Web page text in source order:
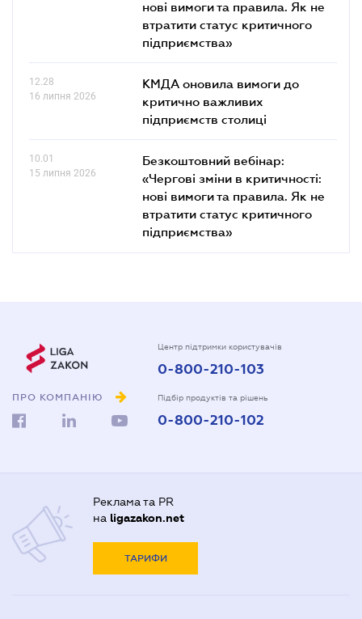
нові вимоги та правила. Як не
втратити статус критичного
підприємства»
12.28
16 липня 2026
КМДА оновила вимоги до
критично важливих
підприємств столиці
10.01
15 липня 2026
Безкоштовний вебінар:
«Чергові зміни в критичності:
нові вимоги та правила. Як не
втратити статус критичного
підприємства»
ПРО КОМПАНІЮ
Центр підтримки користувачів
0-800-210-103
Підбір продуктів та рішень
0-800-210-102
Реклама та PR
на ligazakon.net
ТАРИФИ